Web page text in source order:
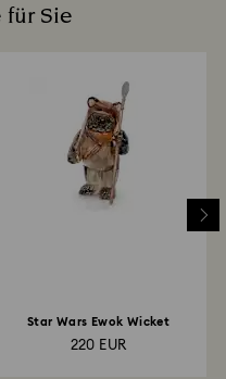
für Sie
Star Wars Ewok Wicket
220 EUR